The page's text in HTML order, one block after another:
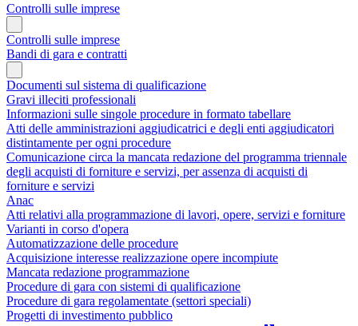
Controlli sulle imprese
Controlli sulle imprese
Bandi di gara e contratti
Documenti sul sistema di qualificazione
Gravi illeciti professionali
Informazioni sulle singole procedure in formato tabellare
Atti delle amministrazioni aggiudicatrici e degli enti aggiudicatori
distintamente per ogni procedure
Comunicazione circa la mancata redazione del programma triennale
degli acquisti di forniture e servizi, per assenza di acquisti di
forniture e servizi
Anac
Atti relativi alla programmazione di lavori, opere, servizi e forniture
Varianti in corso d'opera
Automatizzazione delle procedure
Acquisizione interesse realizzazione opere incompiute
Mancata redazione programmazione
Procedure di gara con sistemi di qualificazione
Procedure di gara regolamentate (settori speciali)
Progetti di investimento pubblico